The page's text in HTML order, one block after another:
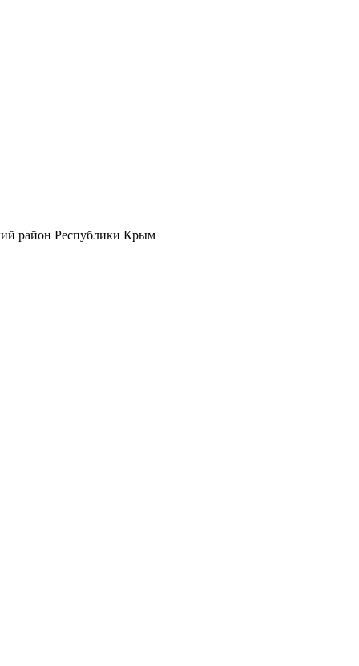
район Республики Крым